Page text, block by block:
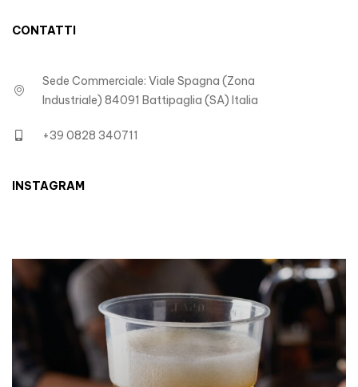
CONTATTI
Sede Commerciale: Viale Spagna (Zona
Industriale) 84091 Battipaglia (SA) Italia
+39 0828 340711
INSTAGRAM